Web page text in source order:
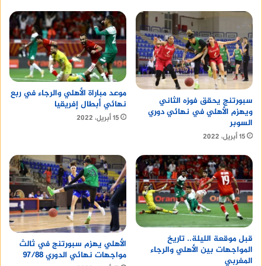
سبورتنج يحقق فوزه الثاني
ويهزم الأهلي في نهائي دوري
السوبر
15 أبريل، 2022
موعد مباراة الأهلي والرجاء في ربع
نهائي أبطال إفريقيا
15 أبريل، 2022
قبل موقعة الليلة.. تاريخ
المواجهات بين الأهلي والرجاء
المغربي
الأهلي يهزم سبورتنج في ثالث
مواجهات نهائي الدوري 97/88